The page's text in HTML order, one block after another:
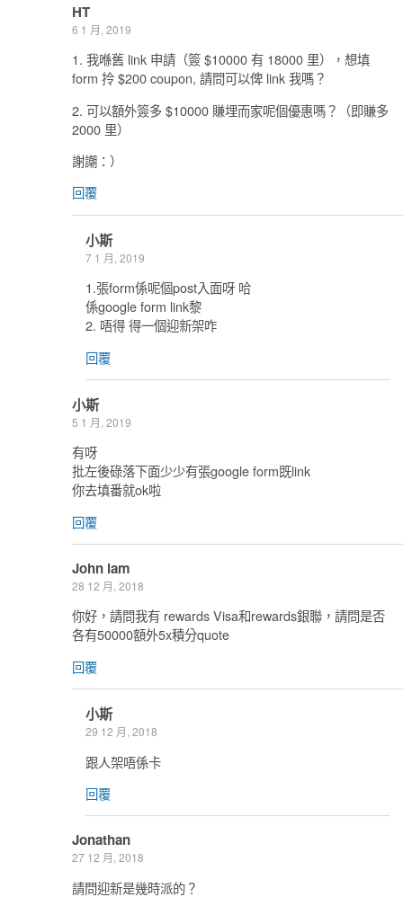
HT
6 1 月, 2019
1. 我喺舊 link 申請（簽 $10000 有 18000 里），想填
form 拎 $200 coupon, 請問可以俾 link 我嗎？
2. 可以額外簽多 $10000 賺埋而家呢個優惠嗎？（即賺多
2000 里）
謝謿：）
回覆
小斯
7 1 月, 2019
1.張form係呢個post入面呀 哈
係google form link黎
2. 唔得 得一個迎新架咋
回覆
小斯
5 1 月, 2019
有呀
批左後碌落下面少少有張google form既link
你去填番就ok啦
回覆
John lam
28 12 月, 2018
你好，請問我有 rewards Visa和rewards銀聯，請問是否
各有50000額外5x積分quote
回覆
小斯
29 12 月, 2018
跟人架唔係卡
回覆
Jonathan
27 12 月, 2018
請問迎新是幾時派的？